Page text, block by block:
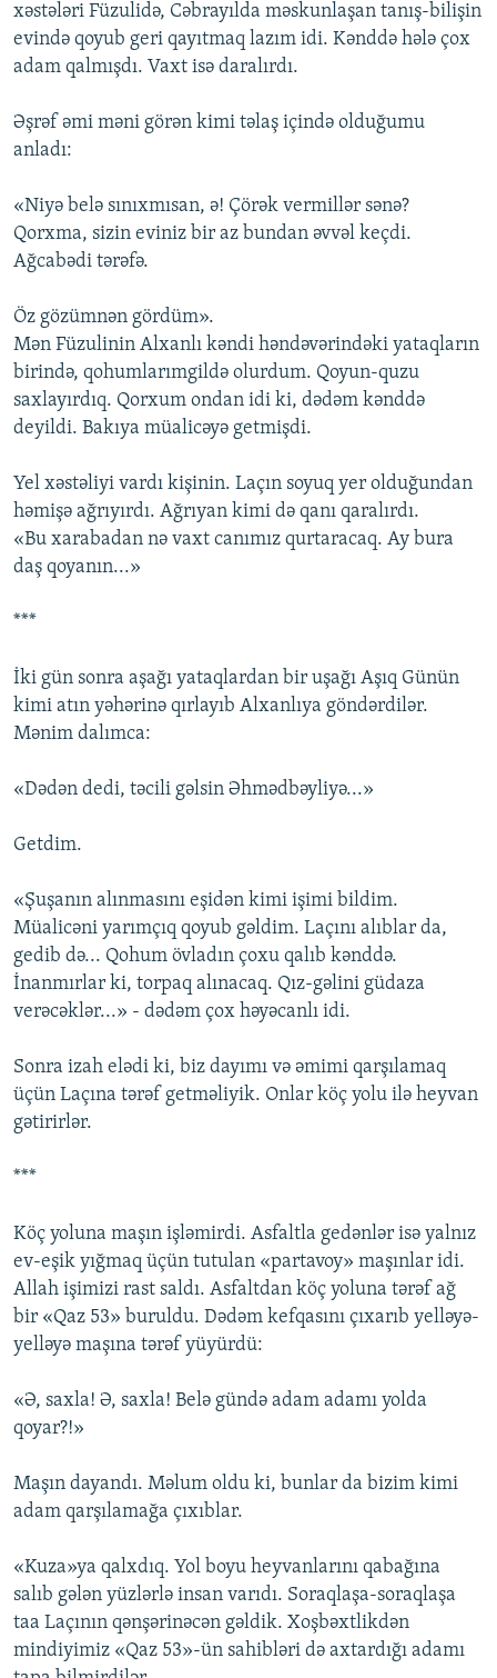
xəstələri Füzulidə, Cəbrayılda məskunlaşan tanış-bilişin
evində qoyub geri qayıtmaq lazım idi. Kənddə hələ çox
adam qalmışdı. Vaxt isə daralırdı.
Əşrəf əmi məni görən kimi təlaş içində olduğumu
anladı:
«Niyə belə sınıxmısan, ə! Çörək vermillər sənə?
Qorxma, sizin eviniz bir az bundan əvvəl keçdi.
Ağcabədi tərəfə.
Öz gözümnən gördüm».
Mən Füzulinin Alxanlı kəndi həndəvərindəki yataqların
birində, qohumlarımgildə olurdum. Qoyun-quzu
saxlayırdıq. Qorxum ondan idi ki, dədəm kənddə
deyildi. Bakıya müalicəyə getmişdi.
Yel xəstəliyi vardı kişinin. Laçın soyuq yer olduğundan
həmişə ağrıyırdı. Ağrıyan kimi də qanı qaralırdı.
«Bu xarabadan nə vaxt canımız qurtaracaq. Ay bura
daş qoyanın...»
***
İki gün sonra aşağı yataqlardan bir uşağı Aşıq Günün
kimi atın yəhərinə qırlayıb Alxanlıya göndərdilər.
Mənim dalımca:
«Dədən dedi, təcili gəlsin Əhmədbəyliyə...»
Getdim.
«Şuşanın alınmasını eşidən kimi işimi bildim.
Müalicəni yarımçıq qoyub gəldim. Laçını alıblar da,
gedib də... Qohum övladın çoxu qalıb kənddə.
İnanmırlar ki, torpaq alınacaq. Qız-gəlini güdaza
verəcəklər...» - dədəm çox həyəcanlı idi.
Sonra izah elədi ki, biz dayımı və əmimi qarşılamaq
üçün Laçına tərəf getməliyik. Onlar köç yolu ilə heyvan
gətirirlər.
***
Köç yoluna maşın işləmirdi. Asfaltla gedənlər isə yalnız
ev-eşik yığmaq üçün tutulan «partavoy» maşınlar idi.
Allah işimizi rast saldı. Asfaltdan köç yoluna tərəf ağ
bir «Qaz 53» buruldu. Dədəm kefqasını çıxarıb yelləyə-
yelləyə maşına tərəf yüyürdü:
«Ə, saxla! Ə, saxla! Belə gündə adam adamı yolda
qoyar?!»
Maşın dayandı. Məlum oldu ki, bunlar da bizim kimi
adam qarşılamağa çıxıblar.
«Kuza»ya qalxdıq. Yol boyu heyvanlarını qabağına
salıb gələn yüzlərlə insan varıdı. Soraqlaşa-soraqlaşa
taa Laçının qənşərinəcən gəldik. Xoşbəxtlikdən
mindiyimiz «Qaz 53»-ün sahibləri də axtardığı adamı